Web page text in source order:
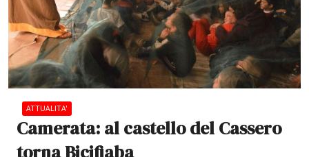
ATTUALITA'
Camerata: al castello del Cassero
torna Bicifiaba